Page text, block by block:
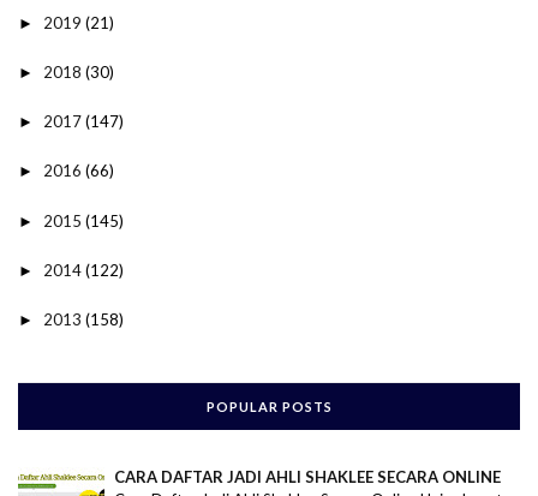
► 2019 (21)
► 2018 (30)
► 2017(147)
► 2016 (66)
► 2015 (145)
► 2014(122)
► 2013 (158)
POPULAR POSTS
CARA DAFTAR JADI AHLI SHAKLEE SECARA ONLINE